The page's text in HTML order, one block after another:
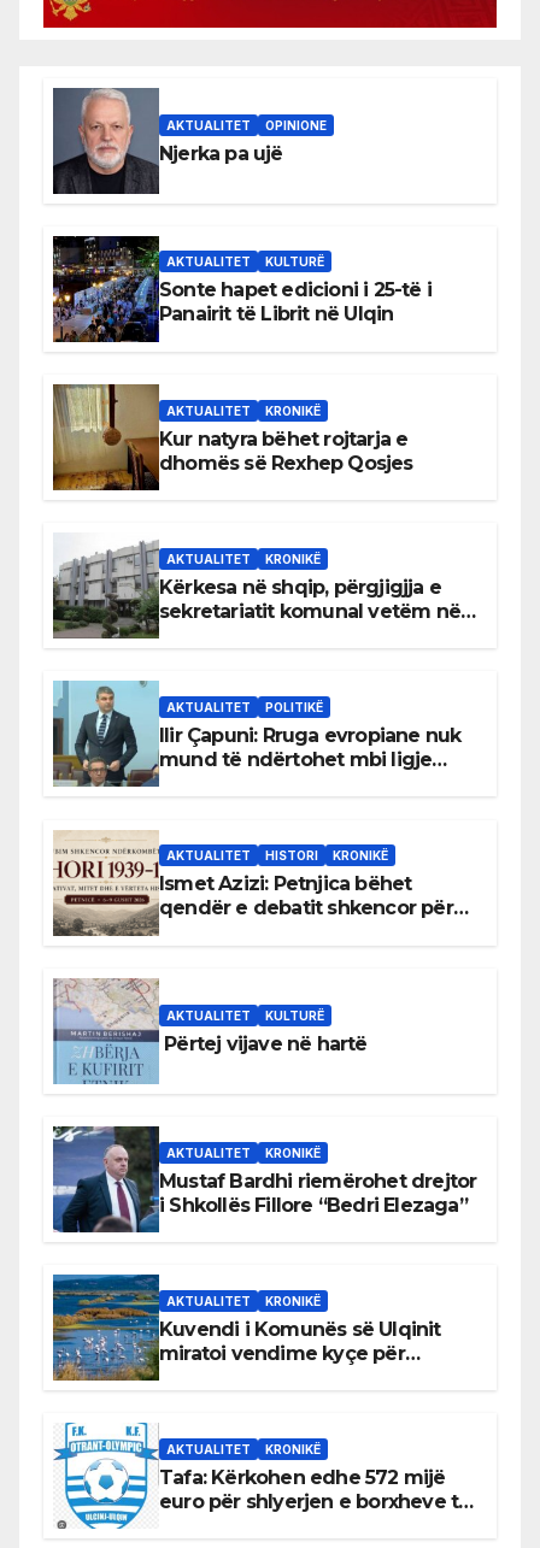
AKTUALITET OPINIONE
Njerka pa ujë
AKTUALITET KULTURË
Sonte hapet edicioni i 25-të i
Panairit të Librit në Ulqin
AKTUALITET KRONIKË
Kur natyra bëhet rojtarja e
dhomës së Rexhep Qosjes
AKTUALITET KRONIKË
Kërkesa në shqip, përgjigjja e
sekretariatit komunal vetëm në
AKTUALITET POLITIKË
Ilir Çapuni: Rruga evropiane nuk
mund të ndërtohet mbi ligje
AKTUALITET HISTORI KRONIKË
Ismet Azizi: Petnjica bëhet
qendër e debatit shkencor për
AKTUALITET KULTURË
Përtej vijave në hartë
AKTUALITET KRONIKË
Mustaf Bardhi riemërohet drejtor
i Shkollës Fillore “Bedri Elezaga”
AKTUALITET KRONIKË
Kuvendi i Komunës së Ulqinit
miratoi vendime kyçe për
AKTUALITET KRONIKË
Tafa: Kërkohen edhe 572 mijë
euro për shlyerjen e borxheve të